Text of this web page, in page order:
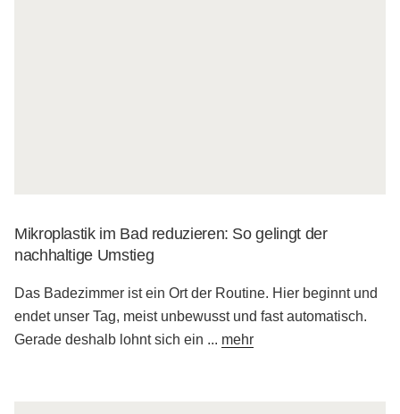
Mikroplastik im Bad reduzieren: So gelingt der
nachhaltige Umstieg
Das Badezimmer ist ein Ort der Routine. Hier beginnt und
endet unser Tag, meist unbewusst und fast automatisch.
Gerade deshalb lohnt sich ein ... mehr